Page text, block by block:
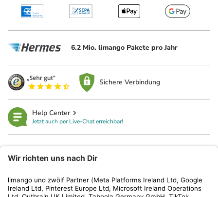
6.2 Mio. limango Pakete pro Jahr
Sichere Verbindung
Help Center
Jetzt auch per Live-Chat erreichbar!
Kundenservice